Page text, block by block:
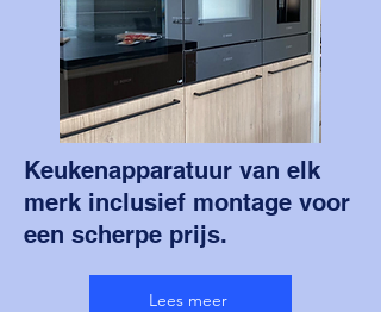
Keukenapparatuur van elk
merk inclusief montage voor
een scherpe prijs.
Lees meer